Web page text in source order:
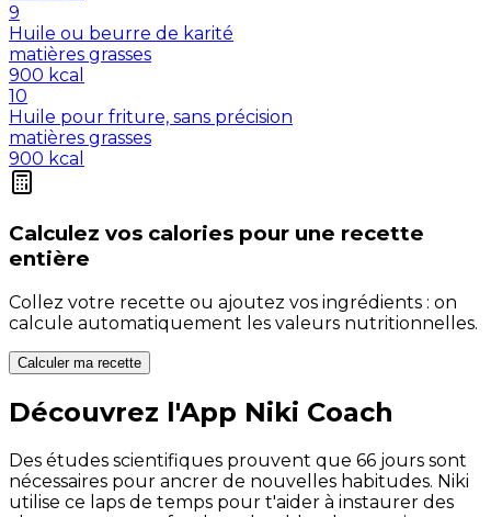
9
Huile ou beurre de karité
matières grasses
900 kcal
10
Huile pour friture, sans précision
matières grasses
900 kcal
Calculez vos calories pour une recette
entière
Collez votre recette ou ajoutez vos ingrédients : on
calcule automatiquement les valeurs nutritionnelles.
Calculer ma recette
Découvrez l'App Niki Coach
Des études scientifiques prouvent que 66 jours sont
nécessaires pour ancrer de nouvelles habitudes. Niki
utilise ce laps de temps pour t'aider à instaurer des